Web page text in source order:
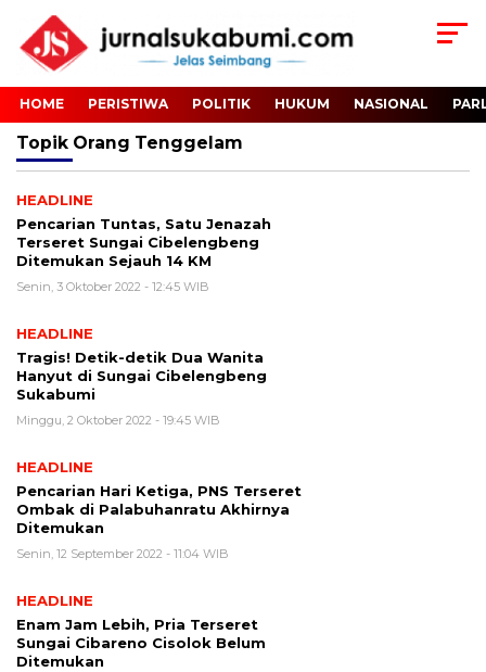
HOME PERISTIWA POLITIK HUKUM NASIONAL
Topik Orang Tenggelam
HEADLINE
Pencarian Tuntas, Satu Jenazah
Terseret Sungai Cibelengbeng
Ditemukan Sejauh 14 KM
Senin, 3 Oktober 2022 - 12:45 WIB
HEADLINE
Tragis! Detik-detik Dua Wanita
Hanyut di Sungai Cibelengbeng
Sukabumi
Minggu, 2 Oktober 2022 - 19:45 WIB
HEADLINE
Pencarian Hari Ketiga, PNS Terseret
Ombak di Palabuhanratu Akhirnya
Ditemukan
Senin, 12 September 2022 - 11:04 WIB
HEADLINE
Enam Jam Lebih, Pria Terseret
Sungai Cibareno Cisolok Belum
Ditemukan